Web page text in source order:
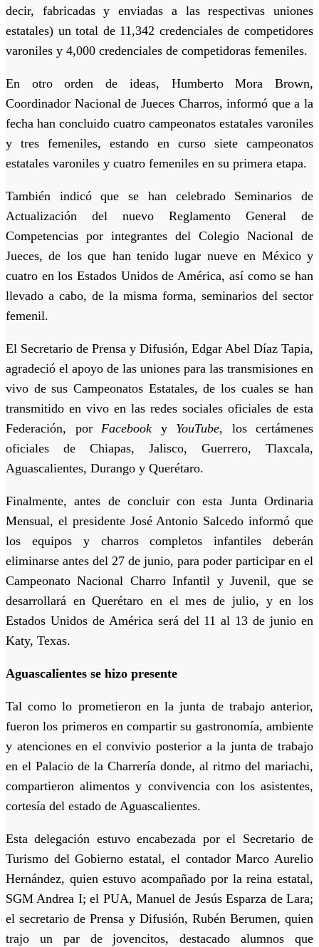
decir, fabricadas y enviadas a las respectivas uniones
estatales) un total de 11,342 credenciales de competidores
varoniles y 4,000 credenciales de competidoras femeniles.
En otro orden de ideas, Humberto Mora Brown,
Coordinador Nacional de Jueces Charros, informó que a la
fecha han concluido cuatro campeonatos estatales varoniles
y tres femeniles, estando en curso siete campeonatos
estatales varoniles y cuatro femeniles en su primera etapa.
También indicó que se han celebrado Seminarios de
Actualización del nuevo Reglamento General de
Competencias por integrantes del Colegio Nacional de
Jueces, de los que han tenido lugar nueve en México y
cuatro en los Estados Unidos de América, así como se han
llevado a cabo, de la misma forma, seminarios del sector
femenil.
El Secretario de Prensa y Difusión, Edgar Abel Díaz Tapia,
agradeció el apoyo de las uniones para las transmisiones en
vivo de sus Campeonatos Estatales, de los cuales se han
transmitido en vivo en las redes sociales oficiales de esta
Federación, por Facebook y YouTube, los certámenes
oficiales de Chiapas, Jalisco, Guerrero, Tlaxcala,
Aguascalientes, Durango y Querétaro.
Finalmente, antes de concluir con esta Junta Ordinaria
Mensual, el presidente José Antonio Salcedo informó que
los equipos y charros completos infantiles deberán
eliminarse antes del 27 de junio, para poder participar en el
Campeonato Nacional Charro Infantil y Juvenil, que se
desarrollará en Querétaro en el mes de julio, y en los
Estados Unidos de América será del 11 al 13 de junio en
Katy, Texas.
Aguascalientes se hizo presente
Tal como lo prometieron en la junta de trabajo anterior,
fueron los primeros en compartir su gastronomía, ambiente
y atenciones en el convivio posterior a la junta de trabajo
en el Palacio de la Charrería donde, al ritmo del mariachi,
compartieron alimentos y convivencia con los asistentes,
cortesía del estado de Aguascalientes.
Esta delegación estuvo encabezada por el Secretario de
Turismo del Gobierno estatal, el contador Marco Aurelio
Hernández, quien estuvo acompañado por la reina estatal,
SGM Andrea I; el PUA, Manuel de Jesús Esparza de Lara;
el secretario de Prensa y Difusión, Rubén Berumen, quien
trajo un par de jovencitos, destacado alumnos que